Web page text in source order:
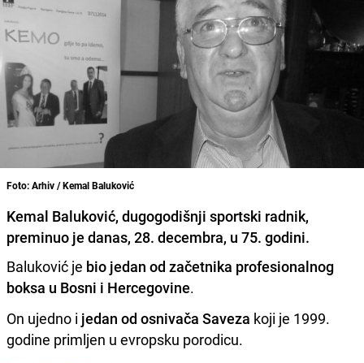
Foto: Arhiv / Kemal Baluković
Kemal Baluković, dugogodišnji sportski radnik,
preminuo je danas, 28. decembra, u 75. godini.
Baluković je bio jedan od začetnika profesionalnog
boksa u Bosni i Hercegovine.
On ujedno i jedan od osnivača Saveza koji je 1999.
godine primljen u evropsku porodicu.